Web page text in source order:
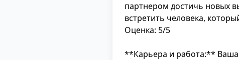
партнером достичь новых
встретить человека,
Оценка: 5/5
**Карьера и работа:** Ваша